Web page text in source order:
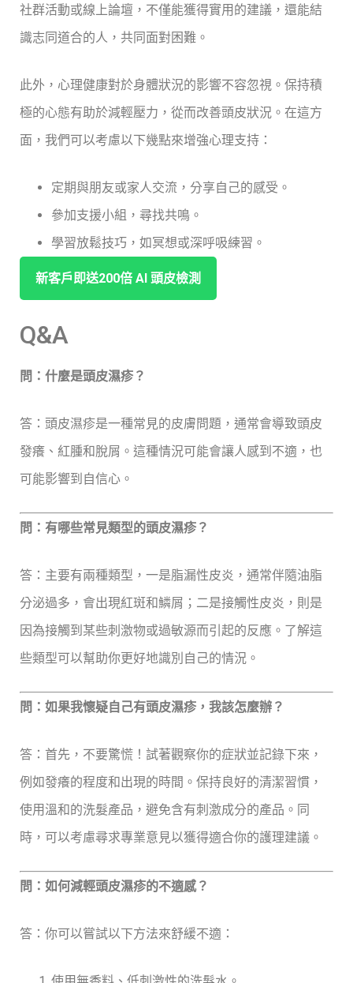
社群活動或線上論壇，不僅能獲得實用的建議，還能結
識志同道合的人，共同面對困難。
此外，心理健康對於身體狀況的影響不容忽視。保持積
極的心態有助於減輕壓力，從而改善頭皮狀況。在這方
面，我們可以考慮以下幾點來增強心理支持：
定期與朋友或家人交流，分享自己的感受。
參加支援小組，尋找共鳴。
學習放鬆技巧，如冥想或深呼吸練習。
新客戶即送200倍⁤ ⁤AI​ ‌頭皮檢測
Q&A
問：什麼是頭皮濕疹？
答：頭皮濕疹是一種常見的皮膚問題，通常會導致頭皮
發癢、紅腫和脫屑。這種情況可能會讓人感到不適，也
可能影響到自信心。
問：有哪些常見類型的頭皮濕疹？
答：主要有兩種類型，一是脂漏性皮炎，通常伴隨油脂
分泌過多，會出現紅斑和鱗屑；二是接觸性皮炎，則是
因為接觸到某些刺激物或過敏源而引起的反應。了解這
些類型可以幫助你更好地識別自己的情況。
問：如果我懷疑自己有頭皮濕疹，我該怎麼辦？
答：首先，不要驚慌！試著觀察你的症狀並記錄下來，
例如發癢的程度和出現的時間。保持良好的清潔習慣，
使用溫和的洗髮產品，避免含有刺激成分的產品。同
時，可以考慮尋求專業意見以獲得適合你的護理建議。
問：如何減輕頭皮濕疹的不適感？
答：你可以嘗試以下方法來舒緩不適：